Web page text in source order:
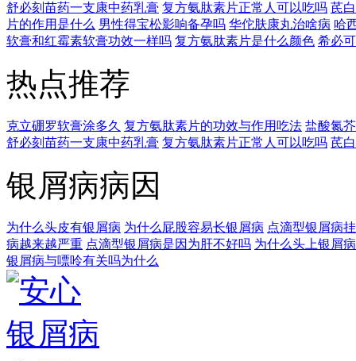
舒必刻苗药一支康中药乳膏 复方氨肽素片正常人可以吃吗 芪
片的作用是什么 男性得宝松影响备孕吗 华佗肤康丸治啥病 哈
软膏和红霉素软膏功效一样吗 复方氨肽素片是什么颜色 希必
热点推荐
克立硼罗软膏涂多久 复方氨肽素片的功效与作用吃法 盐酸氮
舒必刻苗药一支康中药乳膏 复方氨肽素片正常人可以吃吗 芪
银屑病病因
为什么头皮有银屑病 为什么屁股容易长银屑病 点滴型银屑病
病越来越严重 点滴型银屑病是因为肝不好吗 为什么头上银屑
银屑病与嘌呤有关吗为什么